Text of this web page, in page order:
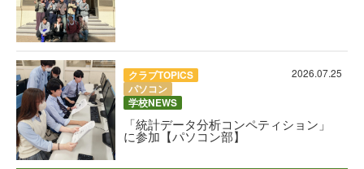
クラブTOPICS
パソコン
学校NEWS
2026.07.25
「統計データ分析コンペティション」
に参加【パソコン部】